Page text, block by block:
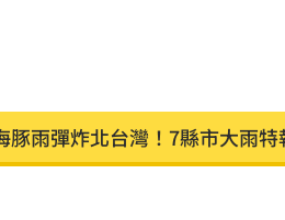
豚雨彈炸北台灣！7縣市大雨特